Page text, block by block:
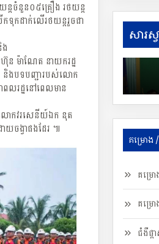
ន្តចំនួន០៥គ្រឿង រថយន្ត
ទុកដាក់លើរថយន្តរួចជា
ន ម៉ាណែត នាយករដ្ឋ
ទ និងបទបញ្ជារបស់លោក
លរដ្ឋនៅពេលមាន
ោកវរសេនីយ៍ឯក នុត
យចង្វាផងដែរ ៕
សារស្
ទេសរ
ដើម្បី
គម្រោង /
គម្រ
គម្រ
ជំងឺផ្ត